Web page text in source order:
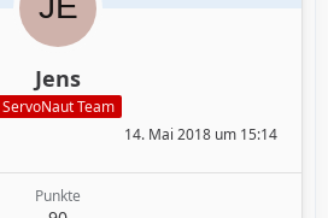
Jens
ServoNaut Team
14. Mai 2018 um 15:14
Punkte